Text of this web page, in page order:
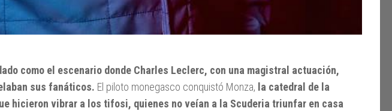
como el escenario donde Charles Leclerc, con una magistral actuación,
sus fanáticos. El piloto monegasco conquistó Monza, la catedral de la
hicieron vibrar a los tifosi, quienes no veían a la Scuderia triunfar en casa